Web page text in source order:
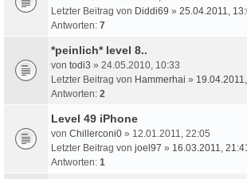
Letzter Beitrag von Diddi69 » 25.04.2011,
Antworten: 7
*peinlich* level 8..
von todi3 » 24.05.2010, 10:33
Letzter Beitrag von Hammerhai »
Antworten: 2
Level 49 iPhone
von Chillerconi0 » 12.01.2011, 22:05
Letzter Beitrag von joel97 » 16.03.2011,
Antworten: 1